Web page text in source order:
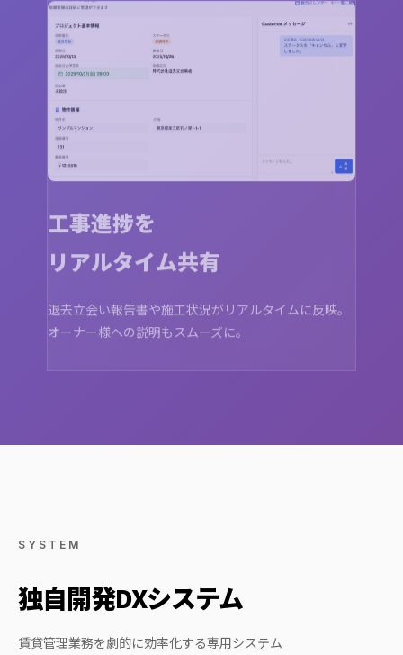
工事進捗を
リアルタイム共有
オーナー様への説明もスムーズに。
SYSTEM
独自開発DXシステム
賃貸管理業務を劇的に効率化する専用システム